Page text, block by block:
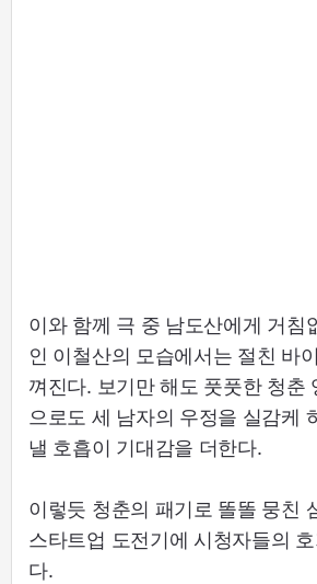
이와 함께 극 중 남도산에게 거침
인 이철산의 모습에서는 절친 바
껴진다. 보기만 해도 풋풋한 청춘
으로도 세 남자의 우정을 실감케
낼 호흡이 기대감을 더한다.
이렇듯 청춘의 패기로 똘똘 뭉친
스타트업 도전기에 시청자들의
다.